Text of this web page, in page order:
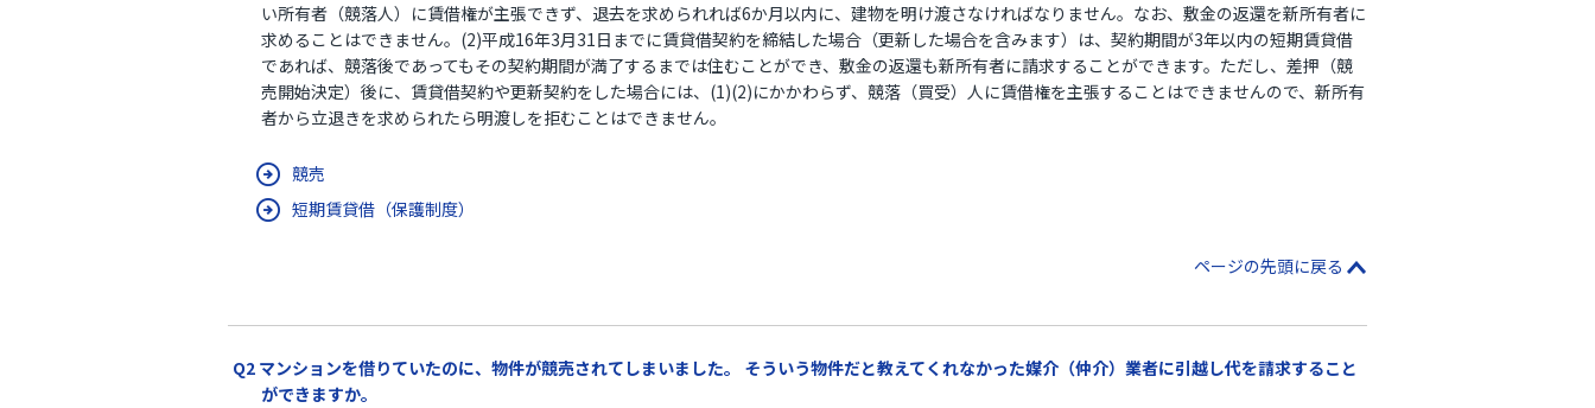
い所有者（競落人）に賃借権が主張できず、退去を求められれば6か月以内に、建物を明け渡さなければなりません。なお、敷金の返還を新所有者に
求めることはできません。(2)平成16年3月31日までに賃貸借契約を締結した場合（更新した場合を含みます）は、契約期間が3年以内の短期賃貸借
であれば、競落後であってもその契約期間が満了するまでは住むことができ、敷金の返還も新所有者に請求することができます。ただし、差押（競
売開始決定）後に、賃貸借契約や更新契約をした場合には、(1)(2)にかかわらず、競落（買受）人に賃借権を主張することはできませんので、新所有
者から立退きを求められたら明渡しを拒むことはできません。
競売
短期賃貸借（保護制度）
ページの先頭に戻る
Q2 マンションを借りていたのに、物件が競売されてしまいました。 そういう物件だと教えてくれなかった媒介（仲介）業者に引越し代を請求すること
ができますか。